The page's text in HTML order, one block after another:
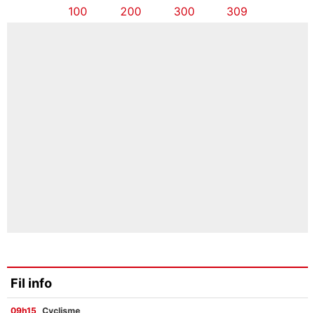
100
200 300 309
Fil info
09h15 Cyclisme